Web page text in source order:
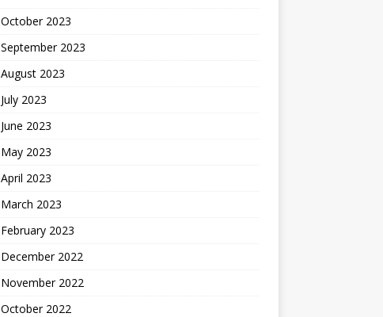
October 2023
September 2023
August 2023
July 2023
June 2023
May 2023
April 2023
March 2023
February 2023
December 2022
November 2022
October 2022